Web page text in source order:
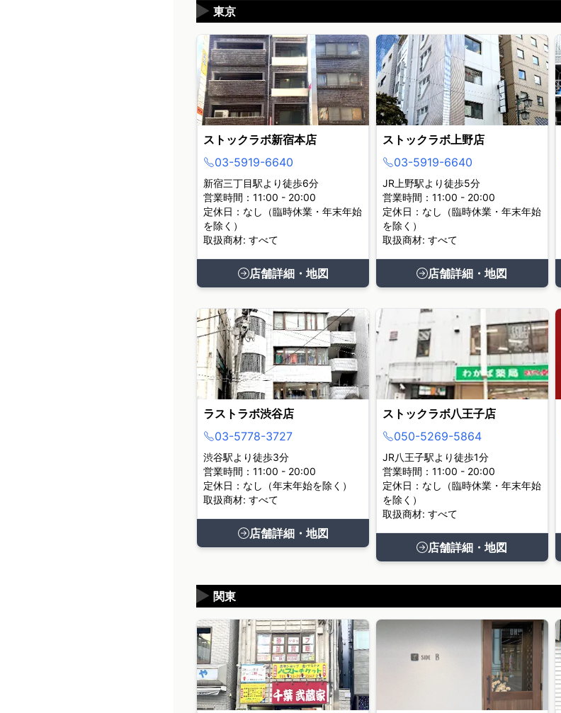
東京
▶
ストックラボ新宿本店
03-5919-6640
新宿三丁目駅より徒歩6分
営業時間：11:00 - 20:00
定休日：なし（臨時休業・年末年始
を除く）
取扱商材: すべて
店舗詳細・地図
ストックラボ上野店
03-5919-6640
JR上野駅より徒歩5分
営業時間：11:00 - 20:00
定休日：なし（臨時休業・年末年始
を除く）
取扱商材: すべて
店舗詳細・地図
ラストラボ渋谷店
03-5778-3727
渋谷駅より徒歩3分
営業時間：11:00 - 20:00
定休日：なし（年末年始を除く）
取扱商材: すべて
店舗詳細・地図
ストックラボ八王子店
050-5269-5864
JR八王子駅より徒歩1分
営業時間：11:00 - 20:00
定休日：なし（臨時休業・年末年始
を除く）
取扱商材: すべて
店舗詳細・地図
関東
▶